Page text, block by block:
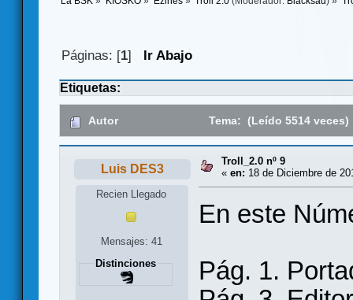
Páginas: [1] Ir Abajo
Etiquetas:
Autor Tema: (Leído 5514 veces)
Luis DES3
Recien Llegado
Mensajes: 41
Distinciones
Troll_2.0 nº 9
« en: 18 de Diciembre de
En este
Pág. 1.